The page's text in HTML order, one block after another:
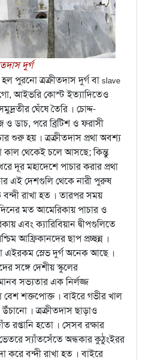
দুর্গ
পুরনো ত্রক্রীতদাস দুর্গ বা slave
আইভরি কোস্ট ইত্যাদিতেও
ঘেঁষে তৈরি । চোদ্দ-
ডাচ, পরে ব্রিটিশ ও ফরাসী
শুরু হয় । ত্রক্রীতদাস প্রথা অবশ্য
থেকেই চলে আসছে; কিন্তু
দূর মহাদেশে পাচার করার প্রথা
এই দেশগুলি থেকে নারী পুরুষ
বন্দী রাখা হত । তারপর সময়
মত আমেরিকায় পাচার ও
এবং ক্যারিবিয়ান দ্বীপগুলিতে
আফ্রিকানদের ছাপ প্রচ্ছন্ন ।
এইরকম স্লেভ দুর্গ অনেক আছে ।
সঙ্গে দেশীয় স্কুলের
সভ্যতার এক নির্লজ্জ
বেশ শক্তপোক্ত । বাইরে গভীর খাল
। ত্রক্রীতদাস ছাড়াও
রপ্তানি হতো । সেসব রক্ষার
স্যাঁতসেঁতে অন্ধকার কুঠুংইরর
বন্দী রাখা হত । বাইরে